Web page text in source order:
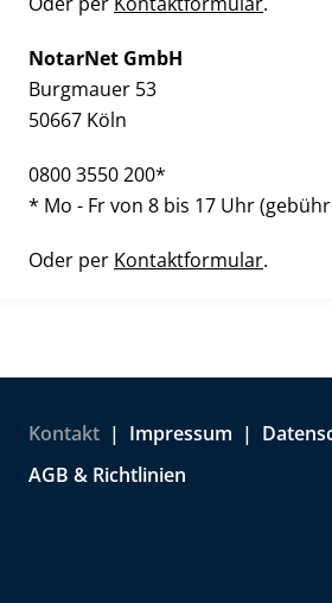
NotarNet GmbH
Burgmauer 53
50667 Köln
0800 3550 200*
* Mo - Fr von 8 bis 17 Uhr
Oder per Kontaktformular.
Kontakt Impressum
AGB & Richtlinien